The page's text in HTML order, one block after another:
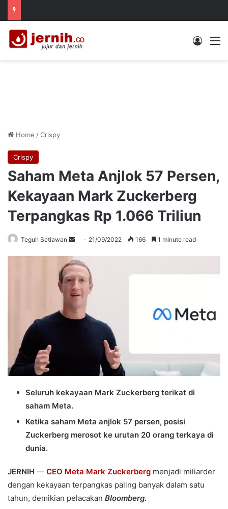
Log In
Home /Crispy
Crispy
Saham Meta Anjlok 57 Persen,
Kekayaan Mark Zuckerberg
Terpangkas Rp 1.066 Triliun
Teguh Setiawan
Send
email
21/09/2022 166 1 minute read
Seluruh kekayaan Mark Zuckerberg terikat di
saham Meta.
Ketika saham Meta anjlok 57 persen, posisi
Zuckerberg merosot ke urutan 20 orang terkaya di
dunia.
JERNIH — CEO Meta Mark Zuckerberg menjadi miliarder
dengan kekayaan terpangkas paling banyak dalam satu
tahun, demikian pelacakan Bloomberg.